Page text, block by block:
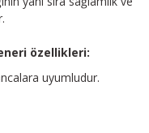
özellikleri:
uyumludur.